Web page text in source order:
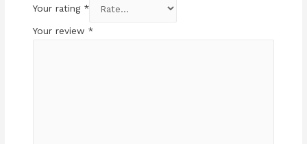
Your rating *
Your review *